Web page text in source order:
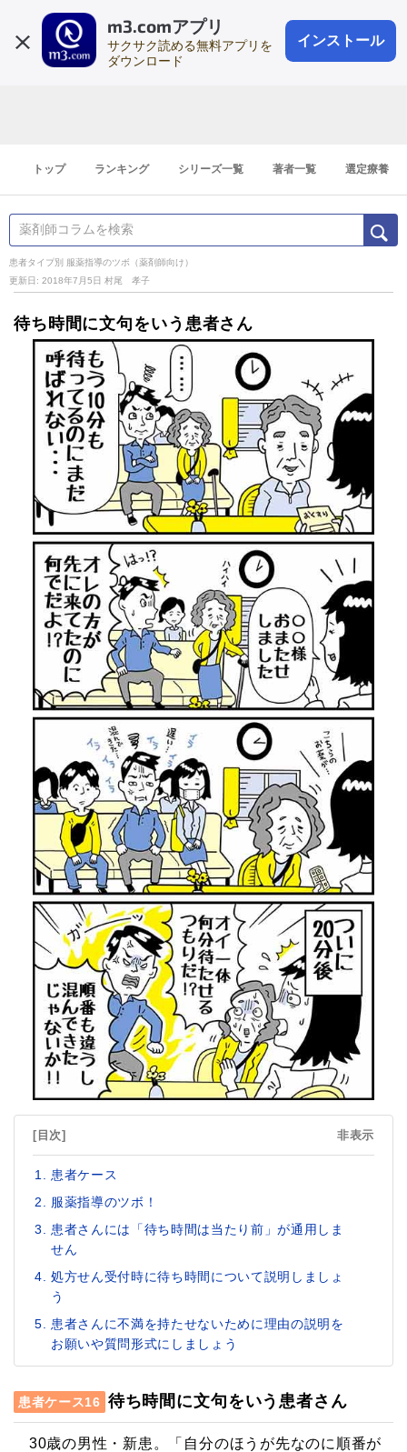
m3.comアプリ
サクサク読める無料アプリを
ダウンロード
インストール
会員登録
登録1分
トップ ランキング シリーズ一覧 著者一覧 選定療養
患者タイプ別 服薬指導のツボ（薬剤師向け）
更新日: 2018年7月5日 村尾 孝子
待ち時間に文句をいう患者さん
[目次] 非表示
患者ケース
服薬指導のツボ！
患者さんには「待ち時間は当たり前」が通用しま
せん
処方せん受付時に待ち時間について説明しましょ
う
患者さんに不満を持たせないために理由の説明を
お願いや質問形式にしましょう
患者ケース16 待ち時間に文句をいう患者さん
30歳の男性・新患。「自分のほうが先なのに順番が